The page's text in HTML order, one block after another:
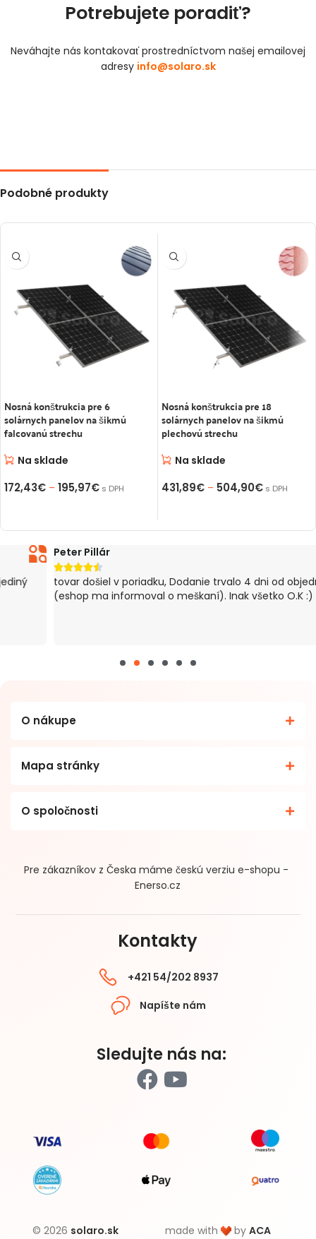
Potrebujete poradiť?
Neváhajte nás kontakovať prostredníctvom našej emailovej
adresy info@solaro.sk
Podobné produkty
Nosná konštrukcia pre 6
solárnych panelov na šikmú
falcovanú strechu
Na sklade
172,43€ – 195,97€ s DPH
Nosná konštrukcia pre 18
solárnych panelov na šikmú
plechovú strechu
Na sklade
431,89€ – 504,90€ s DPH
Peter Pillár
tovar došiel v poriadku, Dodanie trvalo 4 dni od objednania
(eshop ma informoval o meškaní). Inak všetko O.K :)
O nákupe
Mapa stránky
O spoločnosti
Pre zákazníkov z Česka máme českú verziu e-shopu -
Enerso.cz
Kontakty
+421 54/202 8937
Napíšte nám
Sledujte nás na:
© 2026 solaro.sk made with by ACA